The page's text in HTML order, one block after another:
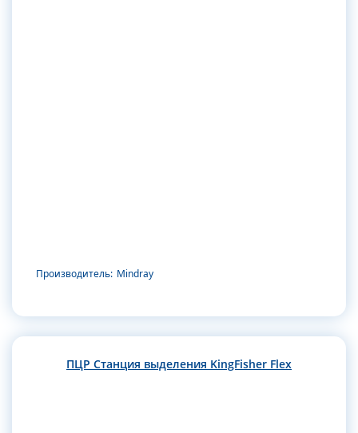
Производитель: Mindray
ПЦР Станция выделения KingFisher Flex